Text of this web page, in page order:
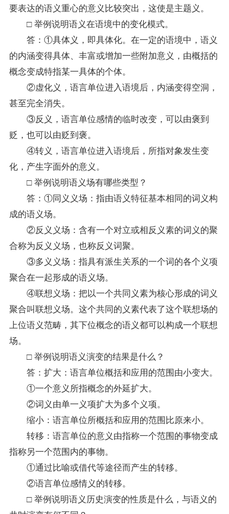
要表达的语义重心的意义比较突出，这使是主题义。
□ 举例说明语义在语境中的变化模式。
答：①具体义，即具体化。在一定的语境中，语义
的内涵变得具体、丰富或增加一些附加意义，由概括的
概念变成特指某一具体的个体。
②虚化义，语言单位进入语境后，内涵变得空洞，
甚至完全消失。
③反义，语言单位感情的临时改变，可以由褒到
贬，也可以由贬到褒。
④转义，语言单位进入语境后，所指对象发生变
化，产生字面外的意义。
□ 举例说明语义场有哪些类型？
答：①同义义场：指由语义特征基本相同的词义构
成的语义场。
②反义义场：含有一个对立或相反义素的词义的聚
合称为反义义场，也称反义词聚。
③多义义场：指具有派生关系的一个词的各个义项
聚合在一起形成的语义场。
④联想义场：把以一个共同义素为核心形成的词义
聚合叫联想义场。这个共同的义素代表了这个联想场的
上位语义范畴，其下位概念的语义都可以构成一个联想
场。
□ 举例说明语义演变的结果是什么？
答：扩大：语言单位概括和应用的范围由小变大。
①一个意义所指概念的外延扩大。
②词义由单一义项扩大为多个义项。
缩小：语言单位所概括和应用的范围比原来小。
转移：语言单位的意义由指称一个范围的事物变成
指称另一个范围内的事物。
①通过比喻或借代等途径而产生的转移。
②语言单位感情义的转移。
□ 举例说明语义历史演变的性质是什么，与语义的